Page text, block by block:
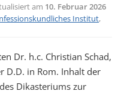
am 10. Februar 2026
Institut,
Dr. h.c. Christian Schad,
D.D. in Rom. Inhalt der
Dikasteriums zur